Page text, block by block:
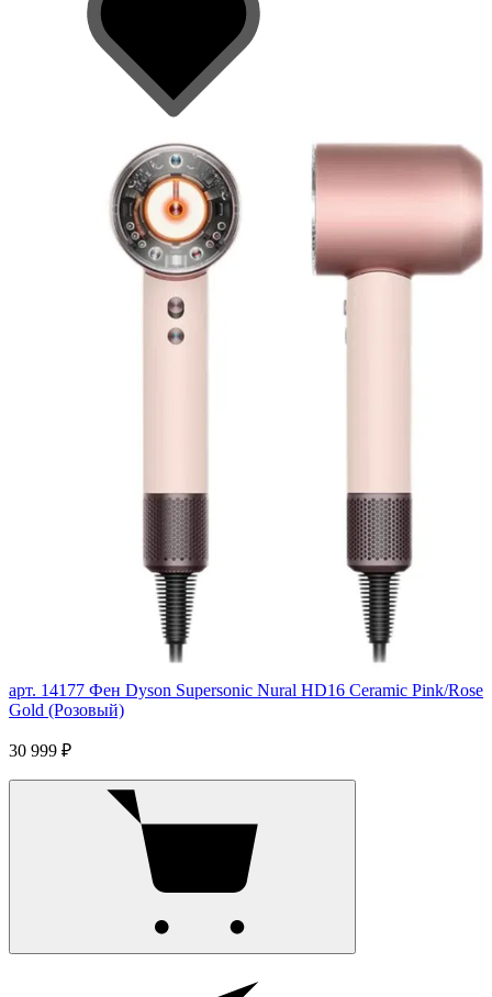
арт. 14177 Фен Dyson Supersonic Nural HD16 Ceramic Pink/Rose
Gold (Розовый)
30 999 ₽